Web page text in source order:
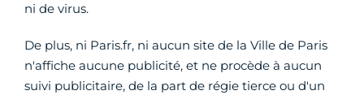
ni de virus.
De plus, ni Paris.fr, ni aucun site de la Ville de Paris
n'affiche aucune publicité, et ne procède à aucun
suivi publicitaire, de la part de régie tierce ou d'un